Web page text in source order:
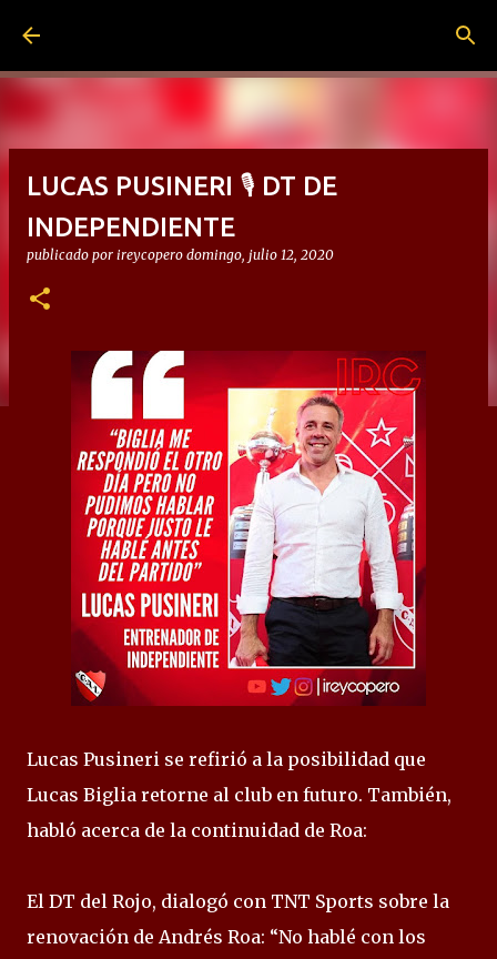
LUCAS PUSINERI 🎙 DT DE
INDEPENDIENTE
publicado por ireycopero domingo, julio 12, 2020
Lucas Pusineri se refirió a la posibilidad que
Lucas Biglia retorne al club en futuro. También,
habló acerca de la continuidad de Roa:
El DT del Rojo, dialogó con TNT Sports sobre la
renovación de Andrés Roa: “No hablé con los